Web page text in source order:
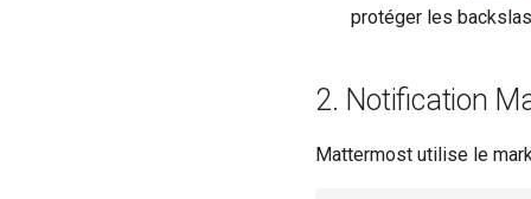
protéger les
2. Notification
Mattermost utilise le